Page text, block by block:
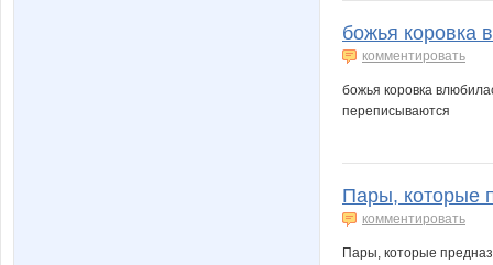
божья коровка
комментировать
божья коровка
переписываются
Пары, которые
комментировать
Пары, которые